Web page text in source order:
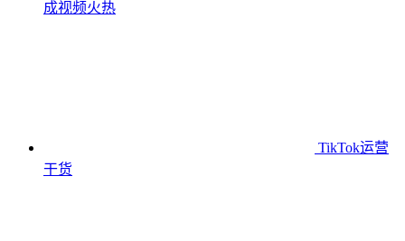
成视频火热
TikTok运营
干货